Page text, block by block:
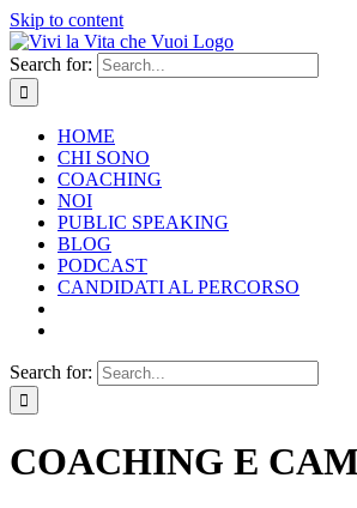
Skip to content
Search for:
HOME
CHI SONO
COACHING
NOI
PUBLIC SPEAKING
BLOG
PODCAST
CANDIDATI AL PERCORSO
Search for:
COACHING E